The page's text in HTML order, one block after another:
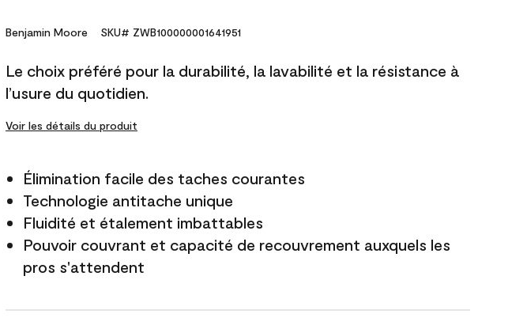
Benjamin Moore SKU# ZWB100000001641951
Le choix préféré pour la durabilité, la lavabilité et la résistance à
l’usure du quotidien.
Voir les détails du produit
Élimination facile des taches courantes
Technologie antitache unique
Fluidité et étalement imbattables
Pouvoir couvrant et capacité de recouvrement auxquels les
pros s'attendent